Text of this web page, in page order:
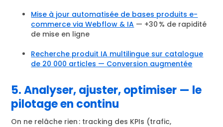
Mise à jour automatisée de bases produits e-
commerce via Webflow & IA — +30 % de rapidité
de mise en ligne
Recherche produit IA multilingue sur catalogue
de 20 000 articles — Conversion augmentée
5. Analyser, ajuster, optimiser — le
pilotage en continu
On ne relâche rien : tracking des KPIs (trafic,